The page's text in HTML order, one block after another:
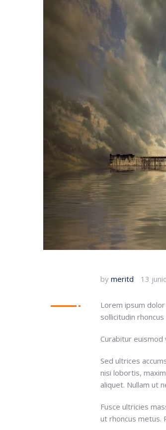
by meritd 13
Lorem ipsum
sollicitudin
Curabitur
Sed ultrices
nisi lobortis,
aliquet. Nullam ut
Fusce ultricies
ut rhoncus metus.